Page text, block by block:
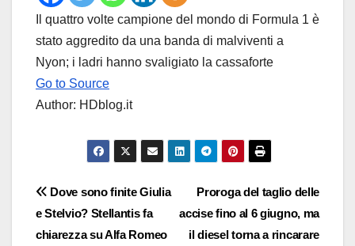
Il quattro volte campione del mondo di Formula 1 è
stato aggredito da una banda di malviventi a
Nyon; i ladri hanno svaligiato la cassaforte
Go to Source
Author: HDblog.it
Navigazione
articoli
Proroga del taglio delle
accise fino al 6 giugno, ma
il diesel torna a rincarare
Dove sono finite Giulia
e Stelvio? Stellantis fa
chiarezza su Alfa Romeo